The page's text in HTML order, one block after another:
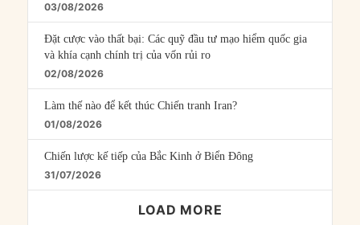
03/08/2026
Đặt cược vào thất bại: Các quỹ đầu tư mạo hiểm quốc gia
và khía cạnh chính trị của vốn rủi ro
02/08/2026
Làm thế nào để kết thúc Chiến tranh Iran?
01/08/2026
Chiến lược kế tiếp của Bắc Kinh ở Biển Đông
31/07/2026
LOAD MORE